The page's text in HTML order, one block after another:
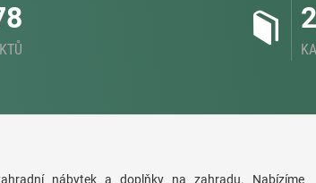
nábytek a doplňky na zahradu. Nabízíme